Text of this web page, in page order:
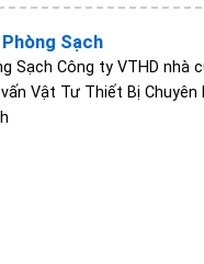
Sạch
Sạch Công ty VTHD nhà
Vật Tư Thiết Bị Chuyên